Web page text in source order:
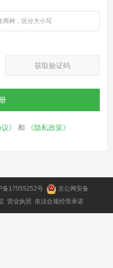
获取验证码
》 和 《隐私政策》
备17055252号
京公网安备
营业执照 依法合规经营承诺